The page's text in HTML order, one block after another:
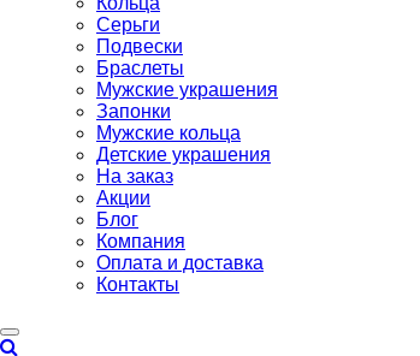
Серьги
Подвески
Браслеты
Мужские украшения
Запонки
Мужские кольца
Детские украшения
На заказ
Акции
Блог
Компания
Оплата и доставка
Контакты